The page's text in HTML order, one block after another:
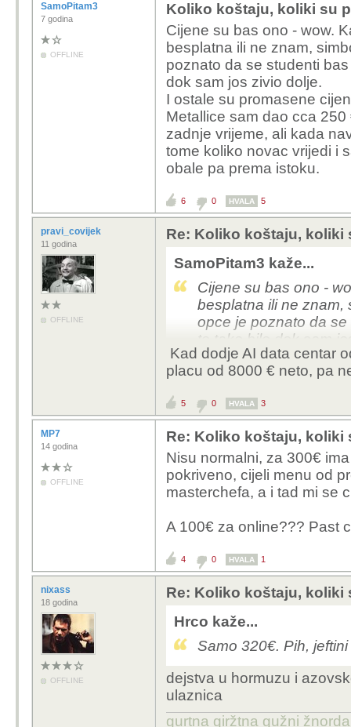
SamoPitam3
7 godina
OFFLINE
Koliko koštaju, koliki su
Cijene su bas ono - wow.
besplatna ili ne znam,
poznato da se studenti
dok sam jos zivio dolje.
I ostale su promasene
Metallice sam dao cca
zadnje vrijeme, ali kada
tome koliko novac vrijedi i
obale pa prema istoku.
6 0 HVALA 5
pravi_covijek
11 godina
OFFLINE
Re: Koliko koštaju,
SamoPitam3 kaže...
Cijene su bas ono -
besplatna ili ne znam,
opce je poznato da
to tako bilo dok sam
I ostale su
koncerta Metallice
da su se ljudi izgubili
kako koga sto vise
Kad dodje AI data centar
placu od 8000 € neto, pa
5 0 HVALA 3
MP7
14 godina
OFFLINE
Re: Koliko koštaju,
Nisu normalni, za 300€
pokriveno, cijeli menu od
masterchefa, a i tad mi se
A 100€ za online??? Past
4 0 HVALA 1
nixass
18 godina
OFFLINE
Re: Koliko koštaju,
Hrco kaže...
Samo 320€. Pih,
dejstva u hormuzu i
ulaznica
gurtna giržtna gužni